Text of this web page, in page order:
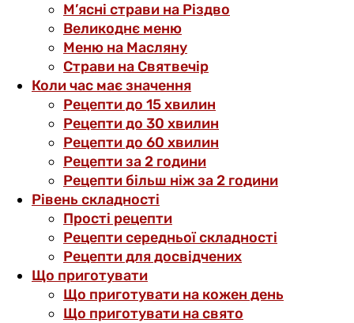
М’ясні страви на Різдво
Великоднє меню
Меню на Масляну
Страви на Святвечір
Коли час має значення
Рецепти до 15 хвилин
Рецепти до 30 хвилин
Рецепти до 60 хвилин
Рецепти за 2 години
Рецепти більш ніж за 2 години
Рівень складності
Прості рецепти
Рецепти середньої складності
Рецепти для досвідчених
Що приготувати
Що приготувати на кожен день
Що приготувати на свято